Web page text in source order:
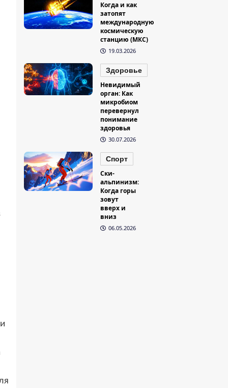
Когда и как
затопят
международную
космическую
станцию (МКС)
19.03.2026
Здоровье
Невидимый
орган: Как
микробиом
перевернул
понимание
здоровья
30.07.2026
Спорт
Ски-
альпинизм:
Когда горы
зовут
вверх и
вниз
06.05.2026